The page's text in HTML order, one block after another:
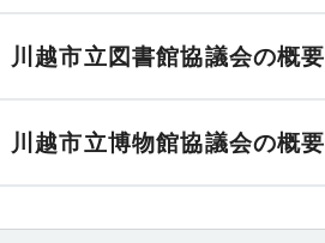
川越市立図書館協議会の概要
川越市立博物館協議会の概要